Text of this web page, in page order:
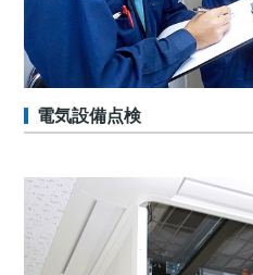
電気設備点検